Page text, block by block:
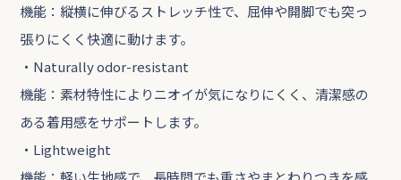
機能：縦横に伸びるストレッチ性で、屈伸や開脚でも突っ
張りにくく快適に動けます。
・Naturally odor-resistant
機能：素材特性によりニオイが気になりにくく、清潔感の
ある着用感をサポートします。
・Lightweight